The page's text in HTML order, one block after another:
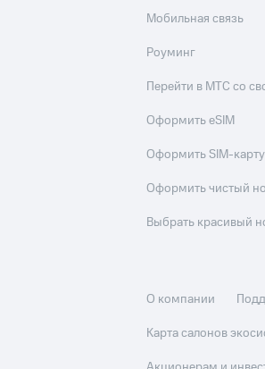
Мобильная связь
Роуминг
Перейти в МТС со
Оформить eSIM
Оформить SIM-
Оформить чистый
Выбрать красивый
О компании
Карта салонов